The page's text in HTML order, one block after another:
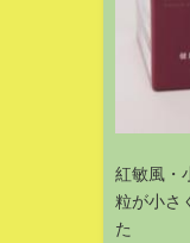
紅敏風・
粒が小さ
た